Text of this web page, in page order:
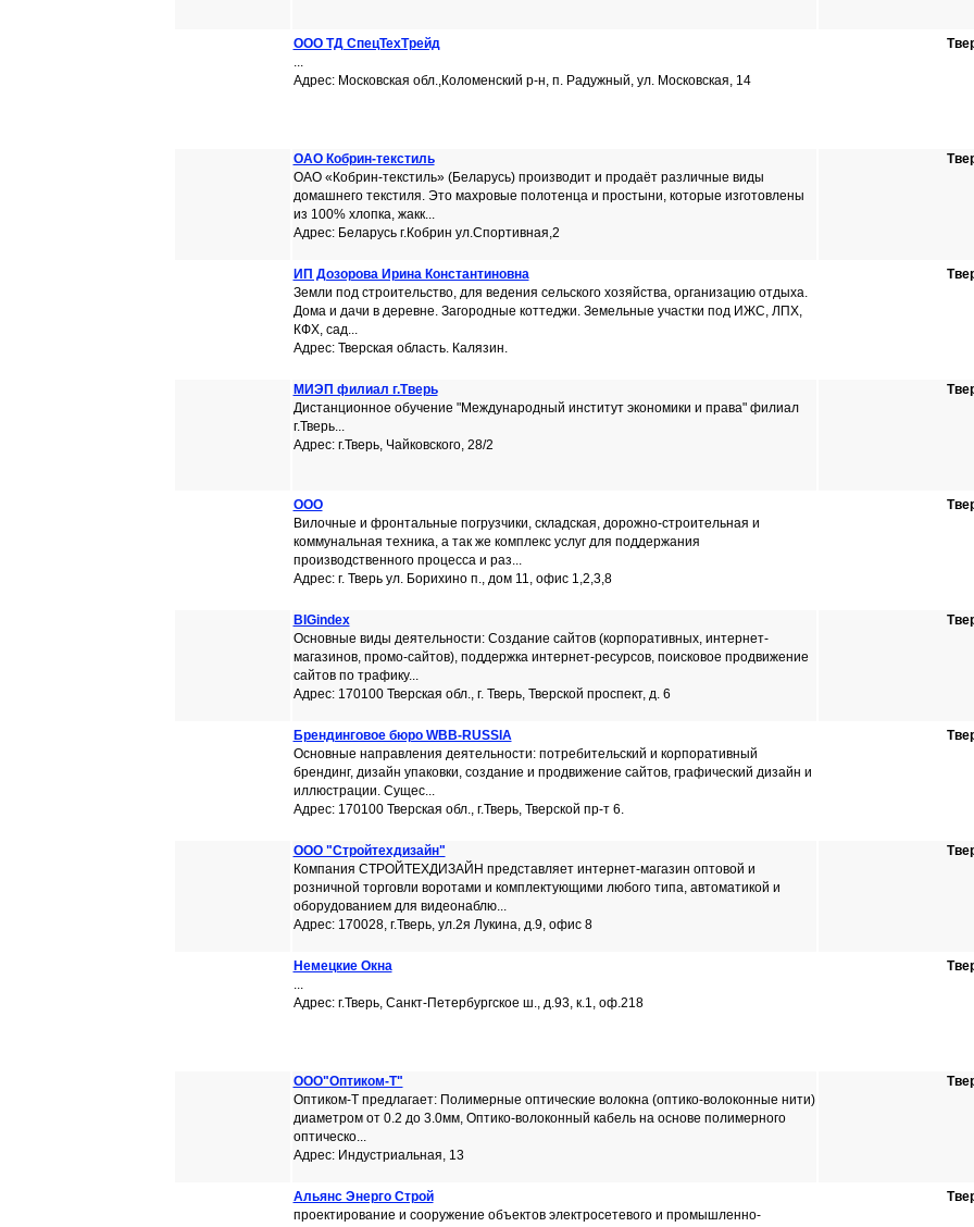
ООО ТД СпецТехТрейд
...
Адрес: Московская обл.,Коломенский р-н, п. Радужный, ул. Московская, 14
ОАО Кобрин-текстиль
ОАО «Кобрин-текстиль» (Беларусь) производит и продаёт различные виды
домашнего текстиля. Это махровые полотенца и простыни, которые изготовлены
из 100% хлопка, жакк...
Адрес: Беларусь г.Кобрин ул.Спортивная,2
ИП Дозорова Ирина Константиновна
Земли под строительство, для ведения сельского хозяйства, организацию отдыха.
Дома и дачи в деревне. Загородные коттеджи. Земельные участки под ИЖС, ЛПХ,
КФХ, сад...
Адрес: Тверская область. Калязин.
МИЭП филиал г.Тверь
Дистанционное обучение "Международный институт экономики и права" филиал
г.Тверь...
Адрес: г.Тверь, Чайковского, 28/2
ООО
Вилочные и фронтальные погрузчики, складская, дорожно-строительная и
коммунальная техника, а так же комплекс услуг для поддержания
производственного процесса и раз...
Адрес: г. Тверь ул. Борихино п., дом 11, офис 1,2,3,8
BIGindex
Основные виды деятельности: Создание сайтов (корпоративных, интернет-
магазинов, промо-сайтов), поддержка интернет-ресурсов, поисковое продвижение
сайтов по трафику...
Адрес: 170100 Тверская обл., г. Тверь, Тверской проспект, д. 6
Брендинговое бюро WBB-RUSSIA
Основные направления деятельности: потребительский и корпоративный
брендинг, дизайн упаковки, создание и продвижение сайтов, графический дизайн и
иллюстрации. Сущес...
Адрес: 170100 Тверская обл., г.Тверь, Тверской пр-т 6.
ООО "Стройтехдизайн"
Компания СТРОЙТЕХДИЗАЙН представляет интернет-магазин оптовой и
розничной торговли воротами и комплектующими любого типа, автоматикой и
оборудованием для видеонаблю...
Адрес: 170028, г.Тверь, ул.2я Лукина, д.9, офис 8
Немецкие Окна
...
Адрес: г.Тверь, Санкт-Петербургское ш., д.93, к.1, оф.218
ООО"Оптиком-Т"
Оптиком-Т предлагает: Полимерные оптические волокна (оптико-волоконные нити)
диаметром от 0.2 до 3.0мм, Оптико-волоконный кабель на основе полимерного
оптическо...
Адрес: Индустриальная, 13
Альянс Энерго Строй
проектирование и сооружение объектов электросетевого и промышленно-